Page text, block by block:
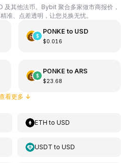
及其他法币。Bybit 聚合多家做市商报价，
准、点差透明，让您兑换无忧。
PONKE to USD
$0.016
PONKE to ARS
$23.68
看更多 ↓
ETH toUSD
USDT toUSD